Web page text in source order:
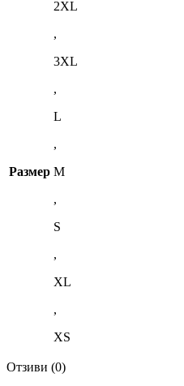
Размер
2XL
,
3XL
,
L
,
M
,
S
,
XL
,
XS
Отзиви (0)